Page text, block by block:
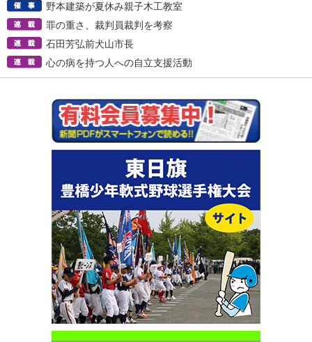
野本建築が夏休み親子木工教室
罪の重さ、裁判員裁判を考察
石田芳弘前犬山市長
心の病を持つ人への自立支援活動